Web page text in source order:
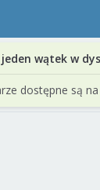
wątek w
dostępne są na